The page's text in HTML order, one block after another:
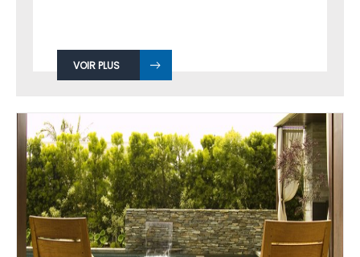
VOIR PLUS